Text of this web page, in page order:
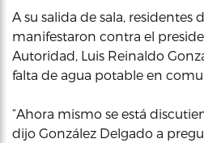
A su salida de sala, residentes
manifestaron contra el
Autoridad, Luis Reinaldo
falta de agua potable en
“Ahora mismo se está
dijo González Delgado a